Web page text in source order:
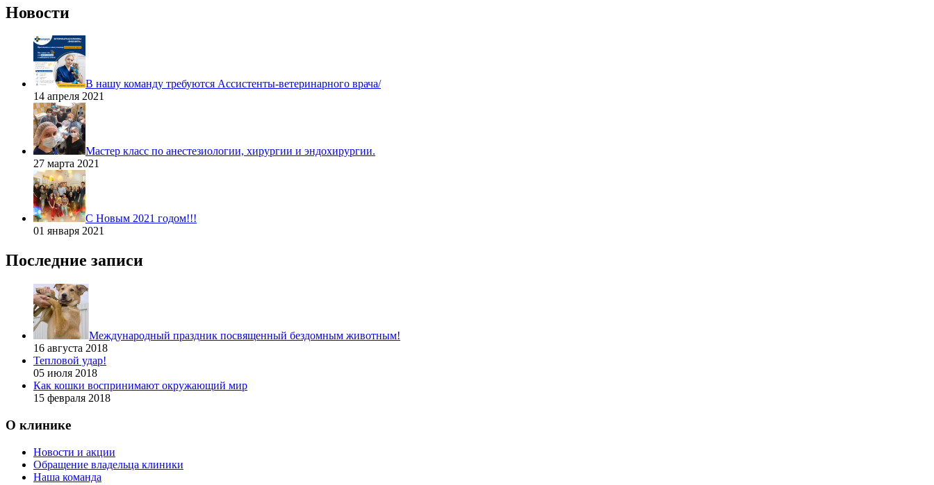
Новости
В нашу команду требуются Ассистенты-ветеринарного врача/
14 апреля 2021
Мастер класс по анестезиологии, хирургии и эндохирургии.
27 марта 2021
С Новым 2021 годом!!!
01 января 2021
Последние записи
Международный праздник посвященный бездомным животным!
16 августа 2018
Тепловой удар!
05 июля 2018
Как кошки воспринимают окружающий мир
15 февраля 2018
О клинике
Новости и акции
Обращение владельца клиники
Наша команда